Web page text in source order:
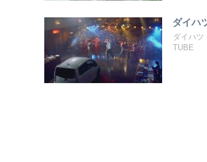
ダイハ
ダイハツ
TUBE